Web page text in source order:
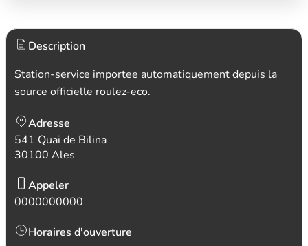
Description
Station-service importee automatiquement depuis la
source officielle roulez-eco.
Adresse
541 Quai de Bilina
30100 Ales
Appeler
0000000000
Horaires d'ouverture